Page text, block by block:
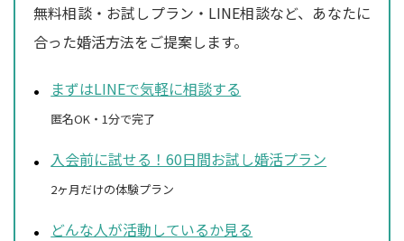
無料相談・お試しプラン・LINE相談など、あなたに
合った婚活方法をご提案します。
まずはLINEで気軽に相談する
匿名OK・1分で完了
入会前に試せる！60日間お試し婚活プラン
2ヶ月だけの体験プラン
どんな人が活動しているか見る